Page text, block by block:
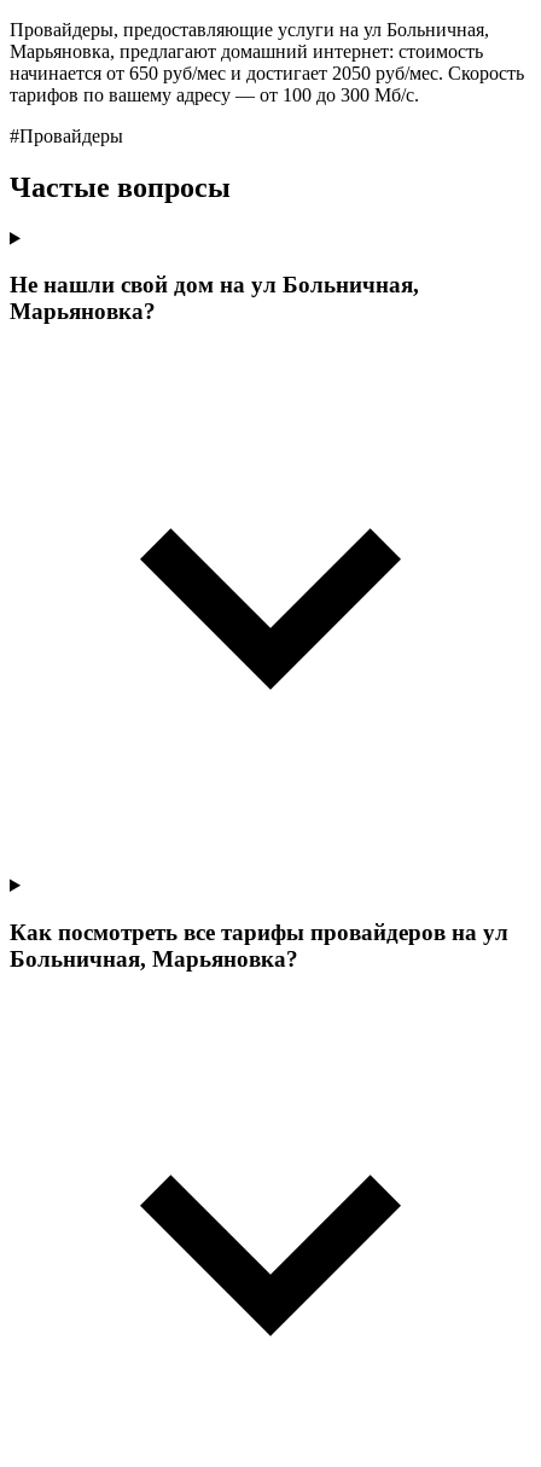
Провайдеры, предоставляющие услуги на ул Больничная,
Марьяновка, предлагают домашний интернет: стоимость
начинается от 650 руб/мес и достигает 2050 руб/мес. Скорость
тарифов по вашему адресу — от 100 до 300 Мб/с.
#Провайдеры
Частые вопросы
Не нашли свой дом на ул Больничная,
Марьяновка?
Как посмотреть все тарифы провайдеров на ул
Больничная, Марьяновка?